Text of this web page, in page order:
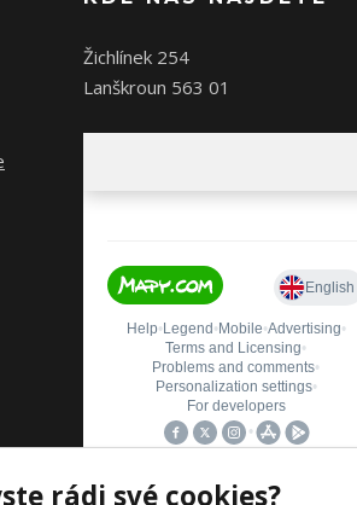
Žichlínek 254
Lanškroun 563 01
rádi své cookies?